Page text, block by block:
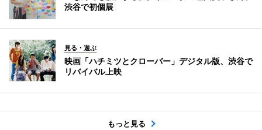
渋谷で初個展
見る・遊ぶ
映画「ハチミツとクローバー」デジタル版、渋谷で
リバイバル上映
もっと見る